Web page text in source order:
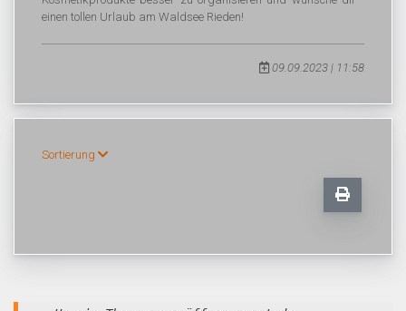
einen tollen Urlaub am Waldsee Rieden!
09.09.2023 | 11:58
Sortierung